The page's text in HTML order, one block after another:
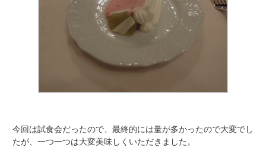
今回は試食会だったので、最終的には量が多かったので大変でし
たが、一つ一つは大変美味しくいただきました。